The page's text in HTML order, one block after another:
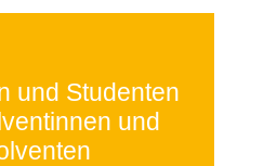
und Studenten
und